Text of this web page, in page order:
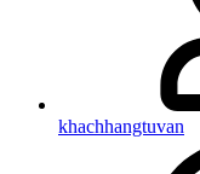
khachhangtuvan